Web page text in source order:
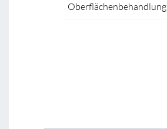
Oberflächenbehandlung